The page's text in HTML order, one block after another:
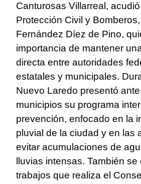
Canturosas Villarreal,
Protección Civil y
Fernández Díez de Pino,
importancia de mantener
directa entre autoridades
estatales y municipales.
Nuevo Laredo presentó
municipios su programa
prevención, enfocado en la
pluvial de la ciudad y en las
evitar acumulaciones de
lluvias intensas. También
trabajos que realiza el